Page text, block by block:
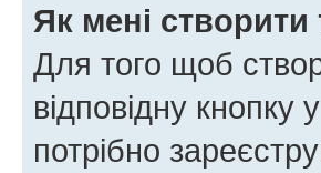
Як мені
Для того щоб
відповідну
потрібно